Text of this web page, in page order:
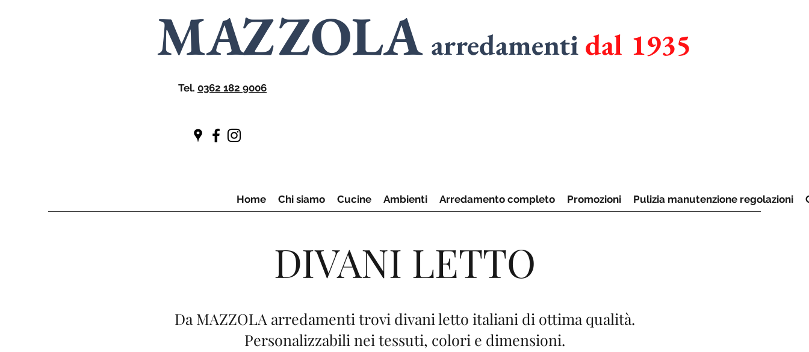
MAZZOLA arredamentidal 1935
Tel. 0362 182 9006
Home Chi siamo Cucine Ambienti Arredamento completo Promozioni Pulizia manutenzione regolazioni
DIVANI LETTO
Da MAZZOLA arredamenti trovi divani letto italiani di ottima qualità.
Personalizzabili nei tessuti, colori e dimensioni.